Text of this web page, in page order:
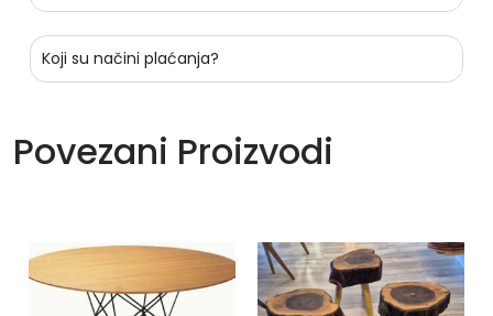
Koji su načini plaćanja?
Povezani Proizvodi